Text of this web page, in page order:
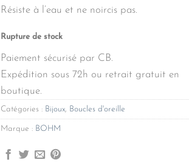
Résiste à l’eau et ne noircis pas.
Rupture de stock
Paiement sécurisé par CB.
Expédition sous 72h ou retrait gratuit en
boutique.
Catégories : Bijoux, Boucles d'oreille
Marque : BOHM